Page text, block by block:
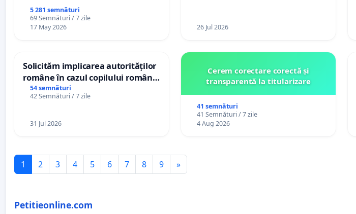
5 281 semnături
69 Semnături / 7 zile
17 May 2026
26 Jul 2026
Solicităm implicarea autorităților
române în cazul copilului român
Wiliam Kristian Gheorghe, aflat în
plasament în Danemarca de 12
54 semnături
42 Semnături / 7 zile
31 Jul 2026
Cerem corectare corectă și
transparentă la titularizare
41 semnături
41 Semnături / 7 zile
4 Aug 2026
1 2 3 4 5 6 7 8 9 »
Petitieonline.com